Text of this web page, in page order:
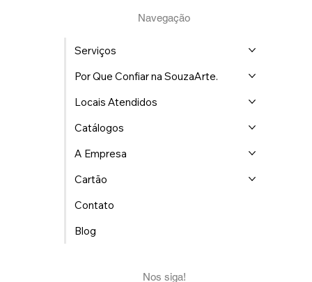
Navegação
Serviços
Por Que Confiar na SouzaArte.
Locais Atendidos
Catálogos
A Empresa
Cartão
Contato
Blog
Nos siga!